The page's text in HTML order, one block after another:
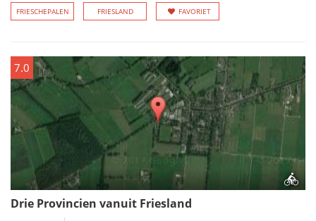
FRIESCHEPALEN FRIESLAND FAVORIET
7.0
Drie Provincien vanuit Friesland